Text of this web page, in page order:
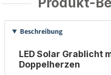
Beschreibung
LED Solar Grablicht
Doppelherzen